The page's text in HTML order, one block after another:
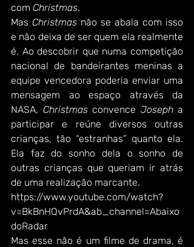
com Christmas.
Mas Christmas não se abala com isso
e não deixa de ser quem ela realmente
é. Ao descobrir que numa competição
nacional de bandeirantes meninas a
equipe vencedora poderia enviar uma
mensagem ao espaço através da
NASA, Christmas convence Joseph a
participar e reúne diversos outras
crianças, tão “estranhas” quanto ela.
Ela faz do sonho dela o sonho de
outras crianças que queriam ir atrás
de uma realização marcante.
https://www.youtube.com/watch?
v=BkBnHQvPrdA&ab_channel=Abaixo
doRadar
Mas esse não é um filme de drama, é